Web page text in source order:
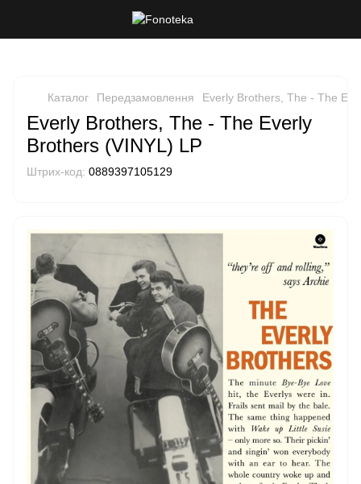
Каталог Передзамовлення Everly Brothers, The - The
Everly Brothers, The - The Everly
Brothers (VINYL) LP
Штрих-код: 0889397105129